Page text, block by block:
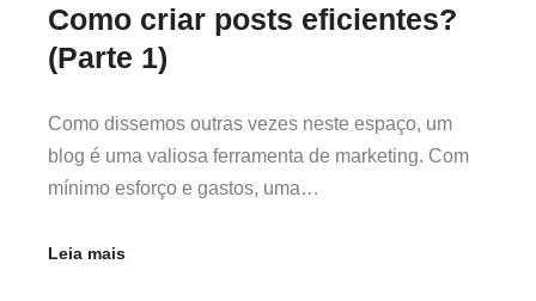
Como criar posts eficientes?
(Parte 1)
Como dissemos outras vezes neste espaço, um
blog é uma valiosa ferramenta de marketing. Com
mínimo esforço e gastos, uma…
Leia mais